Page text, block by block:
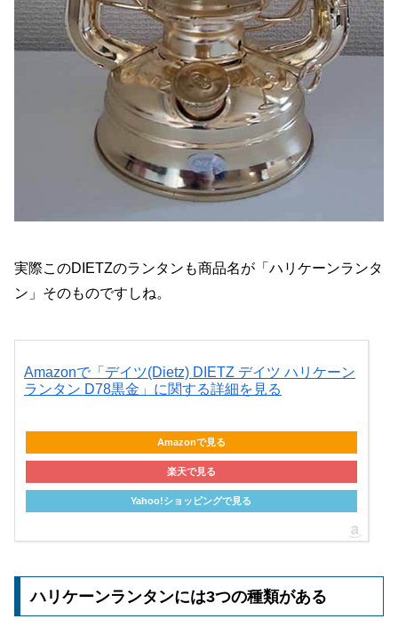
実際このDIETZのランタンも商品名が「ハリケーンランタ
ン」そのものですしね。
Amazonで「デイツ(Dietz) DIETZ デイツ ハリケーン
ランタン D78黒金」に関する詳細を見る
Amazonで見る
楽天で見る
Yahoo!ショッピングで見る
ハリケーンランタンには3つの種類がある